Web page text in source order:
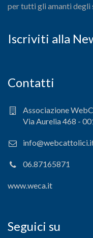
per tutti gli amanti degli
Iscriviti alla
Contatti
Associazione
Via Aurelia 468 -
06.87165871
www.weca.it
Seguici su